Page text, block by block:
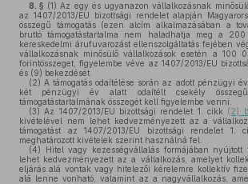
8. § (1) Az egy és ugyanazon vállalkozásnak
az 1407/2013/EU bizottsági rendelet alapján
összegű támogatás (ezen alcím alkalmazásában a
bruttó támogatástartalma nem haladhatja meg a
kereskedelmi árufuvarozást ellenszolgáltatás fejében
vállalkozásnak minősülő vállalkozások esetén a 100
forintösszeget, figyelembe véve az 1407/2013/EU
és (9) bekezdését.
(2) A támogatás odaítélése során az adott pénzügyi
két pénzügyi év alatt odaítélt csekély összegű
támogatástartalmának összegét kell figyelembe venni.
(3) Az 1407/2013/EU bizottsági rendelet 1. cikk (2)
kivételével nem lehet kedvezményezett az a
támogatást az 1407/2013/EU bizottsági rendelet 1.
meghatározott kivételek szerint használná fel.
(4) Hitel vagy kezességvállalás formájában nyújtott
lehet kedvezményezett az a vállalkozás, amelyet
eljárás alá vontak vagy hitelezői kérelemre kollektív
alá lenne vonható, valamint az a nagyvállalkozás,